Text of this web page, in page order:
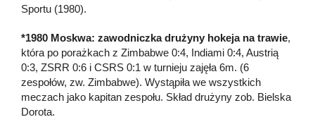
Sportu (1980).
*1980 Moskwa: zawodniczka drużyny hokeja na trawie,
która po porażkach z Zimbabwe 0:4, Indiami 0:4, Austrią
0:3, ZSRR 0:6 i CSRS 0:1 w turnieju zajęła 6m. (6
zespołów, zw. Zimbabwe). Wystąpiła we wszystkich
meczach jako kapitan zespołu. Skład drużyny zob. Bielska
Dorota.